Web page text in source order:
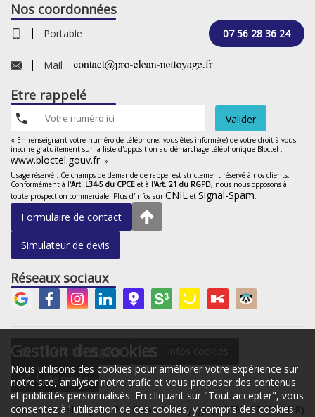
Gestion des cookies
Nous utilisons des cookies pour améliorer votre expérience sur
notre site, analyser notre trafic et vous proposer des contenus
et publicités personnalisés. En cliquant sur "Tout accepter", vous
consentez à l'utilisation de ces cookies, y compris des cookies
Nos coordonnées
Portable 07 56 28 36 24
Mail
Etre rappelé
Valider
« En renseignant votre numéro de téléphone, vous êtes informé(e) de votre droit à vous
inscrire gratuitement sur la liste d'opposition au démarchage téléphonique Bloctel :
www.bloctel.gouv.fr. »
Usage réservé : Ce champs de demande de rappel est strictement réservé à nos clients.
Conformément à l'Art. L34-5 du CPCE et à l'Art. 21 du RGPD, nous nous opposons à
toute prospection commerciale. Plus d'infos surCNIL et Signal-Spam.
Formulaire de contact
Simulateur de devis
Réseaux sociaux
Mentions légales Infos cookies
Vie privée
Site web réalisé pour Pro Clean Nettoyage (SIREN : 984296418)